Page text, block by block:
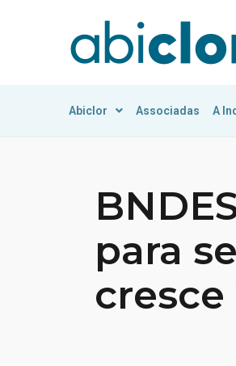
Abiclor Associadas A
para
cresce